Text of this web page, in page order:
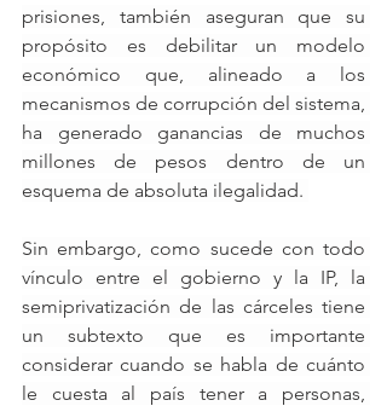
prisiones, también aseguran que su
propósito es debilitar un modelo
económico que, alineado a los
mecanismos de corrupción del sistema,
ha generado ganancias de muchos
millones de pesos dentro de un
esquema de absoluta ilegalidad.
Sin embargo, como sucede con todo
vínculo entre el gobierno y la IP, la
semiprivatización de las cárceles tiene
un subtexto que es importante
considerar cuando se habla de cuánto
le cuesta al país tener a personas,